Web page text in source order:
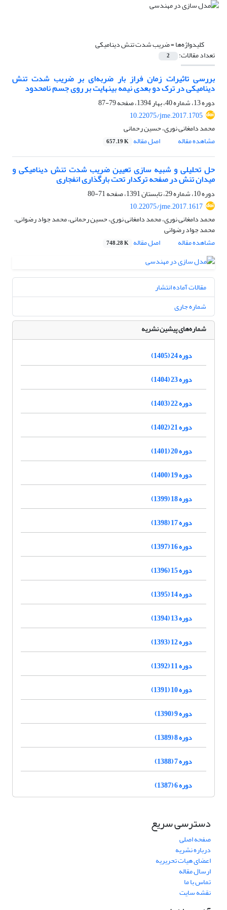
کلیدواژه‌ها =ضریب شدت تنش دینامیکی
تعداد مقالات: 2
بررسی تاثیرات زمان فراز بار ضربه‌ای بر ضریب شدت تنش
دینامیکی‌ در ترک دو بعدی نیمه بینهایت بر روی جسم نامحدود
دوره 13، شماره 40، بهار 1394، صفحه
79-87
10.22075/jme.2017.1705
محمد دامغانی نوری، حسین رحمانی
مشاهده مقاله
اصل مقاله 657.19 K
حل تحلیلی و شبیه سازی تعیین ضریب شدت تنش دینامیکی و
میدان تنش در صفحه ترکدار تحت بارگذاری انفجاری
دوره 10، شماره 29، تابستان 1391، صفحه
71-80
10.22075/jme.2017.1617
محمد دامغانی نوری، محمد دامغانی نوری، حسین رحمانی، محمد جواد رضوانی،
محمد جواد رضوانی
مشاهده مقاله
اصل مقاله 748.28 K
مقالات آماده انتشار
شماره جاری
شماره‌های پیشین نشریه
دوره 24 (1405)
دوره 23 (1404)
دوره 22 (1403)
دوره 21 (1402)
دوره 20 (1401)
دوره 19 (1400)
دوره 18 (1399)
دوره 17 (1398)
دوره 16 (1397)
دوره 15 (1396)
دوره 14 (1395)
دوره 13 (1394)
دوره 12 (1393)
دوره 11 (1392)
دوره 10 (1391)
دوره 9 (1390)
دوره 8 (1389)
دوره 7 (1388)
دوره 6 (1387)
دسترسی سریع
صفحه اصلی
درباره نشریه
اعضای هیات تحریریه
ارسال مقاله
تماس با ما
نقشه سایت